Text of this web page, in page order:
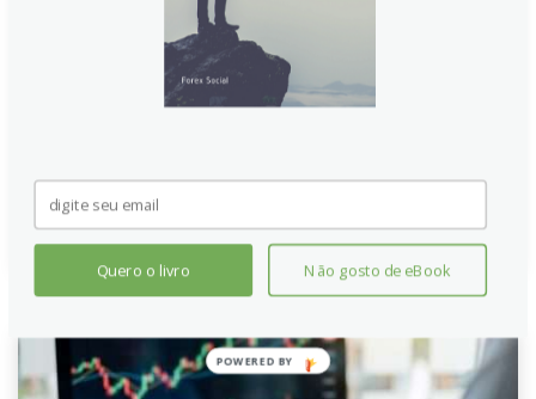
mercado de trabalho com riscos persistentes de
inflação. Ela apoiou cortes anteriores, mas avisou que
cada redução dificulta o próximo movimento,
aproximando-se da política de estímulo econômico
Continue lendo
Quero o livro Não gosto de eBook
POWERED BY